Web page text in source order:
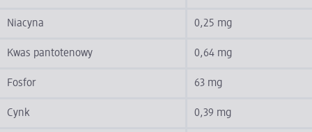
Niacyna 0,25 mg
Kwas pantotenowy 0,64 mg
Fosfor 63 mg
Cynk 0,39 mg